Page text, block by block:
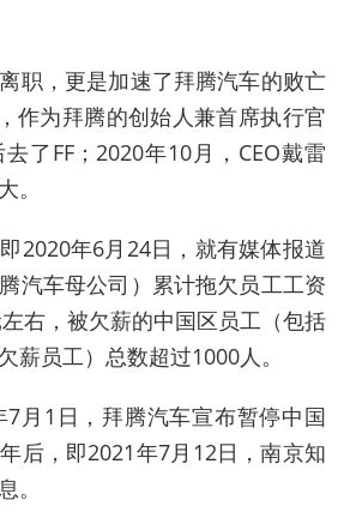
职，更是加速了拜腾汽车的败亡
作为拜腾的创始人兼首席执行官
了FF；2020年10月，CEO戴雷
。
2020年6月24日，就有媒体报道
汽车母公司）累计拖欠员工工资
右，被欠薪的中国区员工（包括
薪员工）总数超过1000人。
7月1日，拜腾汽车宣布暂停中国
后，即2021年7月12日，南京知
。